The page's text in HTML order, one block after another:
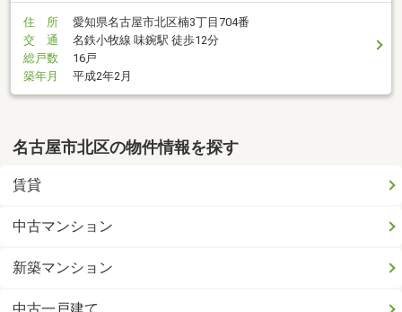
住 所
愛知県名古屋市北区楠3丁目704番
交 通
名鉄小牧線 味鋺駅 徒歩12分
総戸数
16戸
築年月
平成2年2月
名古屋市北区の物件情報を探す
賃貸
中古マンション
新築マンション